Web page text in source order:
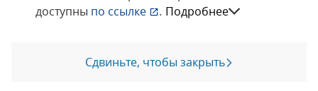
решений (конфигураций).
Получите квалифицированный
доступны по ссылке . Подробнее
Сдвиньте, чтобы закрыть
Позвоните мне